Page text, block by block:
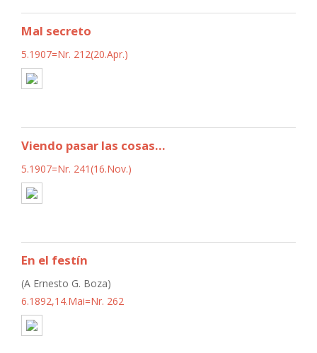
Mal secreto
5.1907=Nr. 212(20.Apr.)
Viendo pasar las cosas...
5.1907=Nr. 241(16.Nov.)
En el festín
(A Ernesto G. Boza)
6.1892,14.Mai=Nr. 262